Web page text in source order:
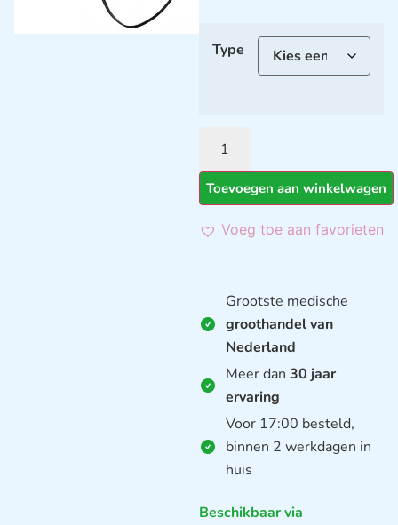
Type
Toevoegen aan winkelwagen
Voeg toe aan favorieten
Grootste medische
groothandel van
Nederland
Meer dan 30 jaar
ervaring
Voor 17:00 besteld,
binnen 2 werkdagen in
huis
Beschikbaar via